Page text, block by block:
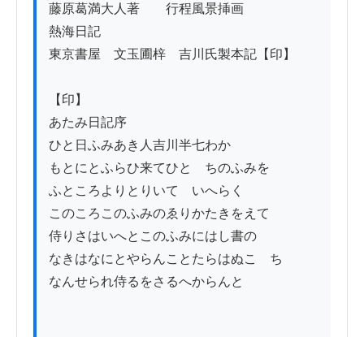
藤原葛満大人著　　行程風景挿画
熱海日記
東京書屋　文玉圃梓　吉川氏製本記【印】
【印】
あたみ日記序
ひと日ふみあき人吉川半七わか
もとにとふらひ来てひとゝちのふみを
ふところよりとりいてゝいへらく
このころこのふみのゑりかたきをえて
侍りさはいへとこのふみにはし書の
なきはなにとやらんことたらはぬこゝち
なんせられ侍るをさるへからんと